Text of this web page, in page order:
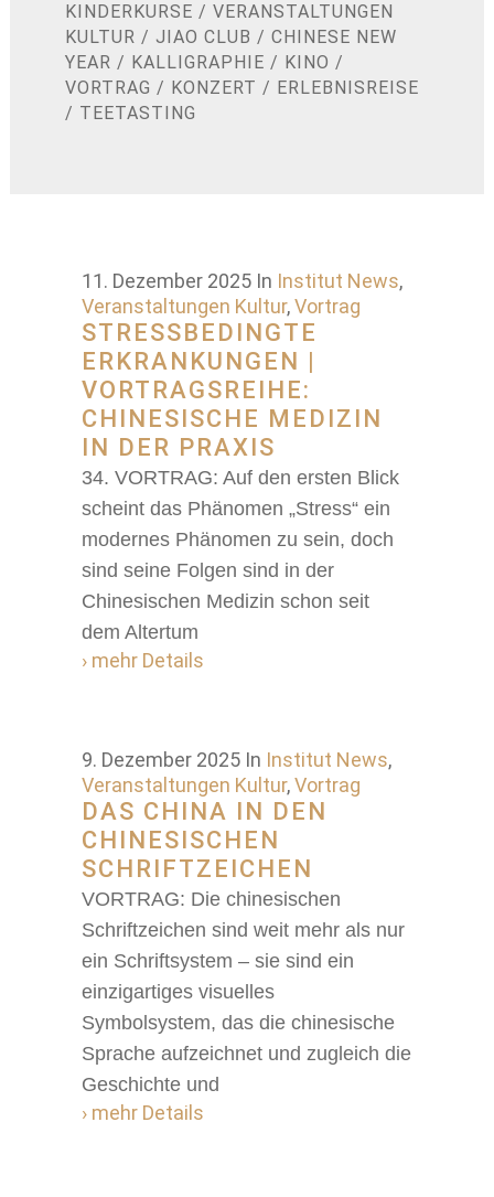
KINDERKURSE / VERANSTALTUNGEN
KULTUR / JIAO CLUB / CHINESE NEW
YEAR / KALLIGRAPHIE / KINO /
VORTRAG / KONZERT / ERLEBNISREISE
/ TEETASTING
11. Dezember 2025 In Institut News,
Veranstaltungen Kultur,Vortrag
STRESSBEDINGTE
ERKRANKUNGEN |
VORTRAGSREIHE:
CHINESISCHE MEDIZIN
IN DER PRAXIS
34. VORTRAG: Auf den ersten Blick
scheint das Phänomen „Stress“ ein
modernes Phänomen zu sein, doch
sind seine Folgen sind in der
Chinesischen Medizin schon seit
dem Altertum
› mehr Details
9. Dezember 2025 In Institut News,
Veranstaltungen Kultur,Vortrag
DAS CHINA IN DEN
CHINESISCHEN
SCHRIFTZEICHEN
VORTRAG: Die chinesischen
Schriftzeichen sind weit mehr als nur
ein Schriftsystem – sie sind ein
einzigartiges visuelles
Symbolsystem, das die chinesische
Sprache aufzeichnet und zugleich die
Geschichte und
› mehr Details